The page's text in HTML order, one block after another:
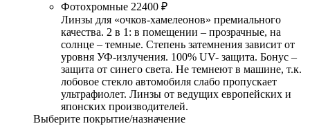
Фотохромные 22400 ₽
Линзы для «очков-хамелеонов» премиального
качества. 2 в 1: в помещении – прозрачные, на
солнце – темные. Степень затемнения зависит от
уровня УФ-излучения. 100% UV- защита. Бонус –
защита от синего света. Не темнеют в машине, т.к.
лобовое стекло автомобиля слабо пропускает
ультрафиолет. Линзы от ведущих европейских и
японских производителей.
Выберите покрытие/назначение